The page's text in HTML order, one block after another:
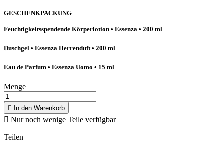
GESCHENKPACKUNG
Feuchtigkeitsspendende Körperlotion • Essenza • 200 ml
Duschgel • Essenza Herrenduft • 200 ml
Eau de Parfum • Essenza Uomo • 15 ml
Menge
 In den Warenkorb
 Nur noch wenige Teile verfügbar
Teilen